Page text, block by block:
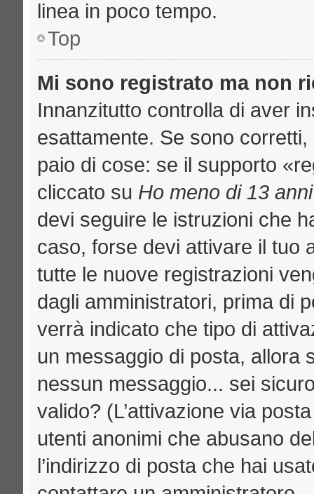
linea in poco tempo.
Top
Mi sono registrato ma non
Innanzitutto controlla di aver
esattamente. Se sono
paio di cose: se il supporto
cliccato su Ho meno di 13 anni
devi seguire le istruzioni che
caso, forse devi attivare il tuo
tutte le nuove registrazioni
dagli amministratori, prima di
verrà indicato che tipo di
un messaggio di posta, allora
nessun messaggio... sei
valido? (L’attivazione via
utenti anonimi che abusano
l’indirizzo di posta che hai